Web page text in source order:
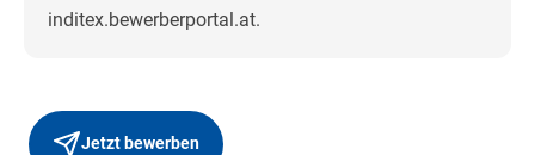
inditex.bewerberportal.at.
Jetzt bewerben